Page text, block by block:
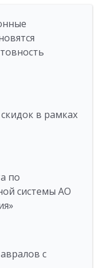
в рамках
по
системы АО
с